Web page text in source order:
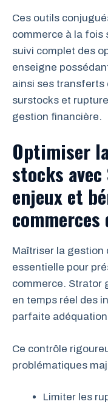
Ces outils
commerce à la fois
suivi complet des
enseigne
ainsi ses transferts
surstocks et
gestion financière.
Optimiser
stocks
enjeux et
Maîtriser la gestion
essentielle pour
commerce. Strator
en temps réel des
parfaite
Ce contrôle
problématiques
Limiter les